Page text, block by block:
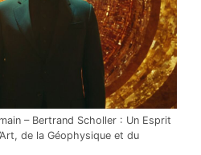
– Bertrand Scholler : Un Esprit
de la Géophysique et du